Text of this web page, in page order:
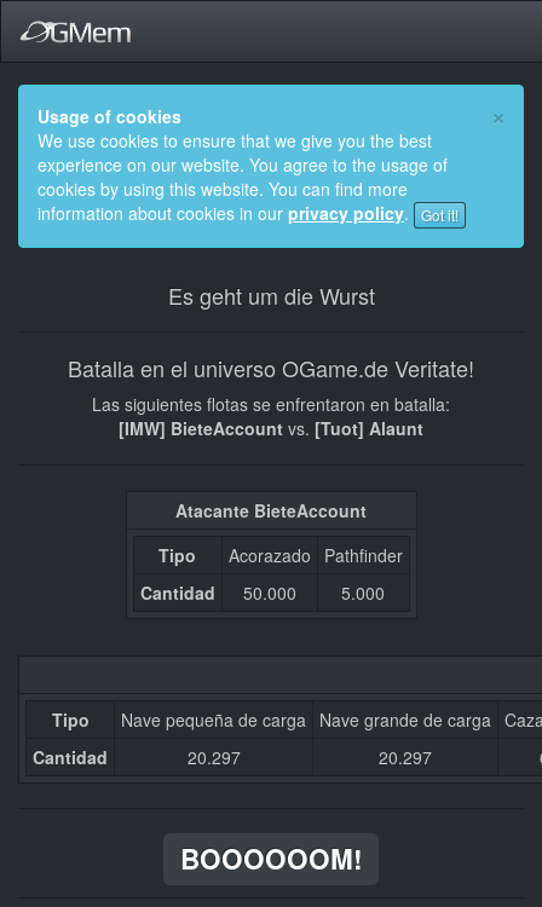
×
Usage of cookies
We use cookies to ensure that we give you the best
experience on our website. You agree to the usage of
cookies by using this website. You can find more
information about cookies in our privacy policy. Got it!
Es geht um die Wurst
Batalla en el universo OGame.de Veritate!
Las siguientes flotas se enfrentaron en batalla:
[IMW] BieteAccount vs. [Tuot] Alaunt
Atacante BieteAccount
Tipo
Acorazado
Pathfinder
Cantidad
50.000 5.000
Tipo Nave pequeña de carga Nave grande de carga
Cantidad
20.297 20.297
BOOOOOOM!